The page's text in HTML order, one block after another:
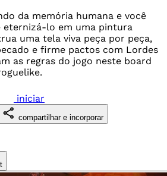
da memória humana e você
eternizá-lo em uma pintura
uma tela viva peça por peça,
e firme pactos com Lordes
as regras do jogo neste board
iniciar
compartilhar e incorporar